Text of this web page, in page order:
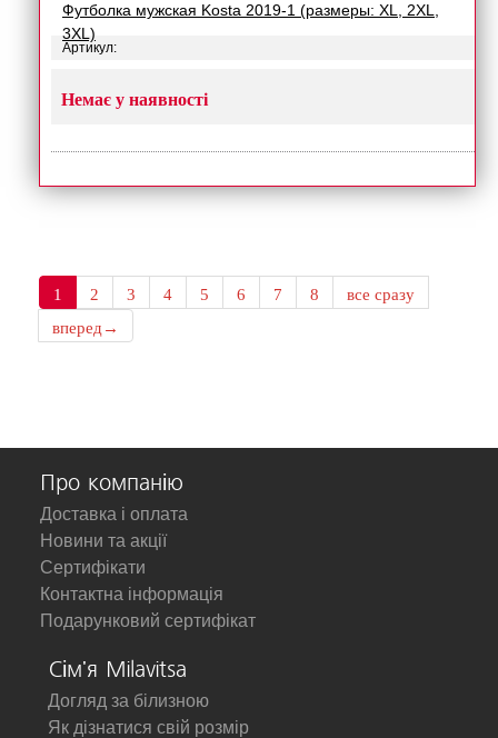
Футболка мужская Kosta 2019-1 (размеры: XL, 2XL,
3XL)
Артикул:
Немає у наявності
1 2 3 4 5 6 7 8
все сразу
вперед→
Про компанію
Доставка і оплата
Новини та акції
Сертифікати
Контактна інформація
Подарунковий сертифікат
Сім'я Milavitsa
Догляд за білизною
Як дізнатися свій розмір